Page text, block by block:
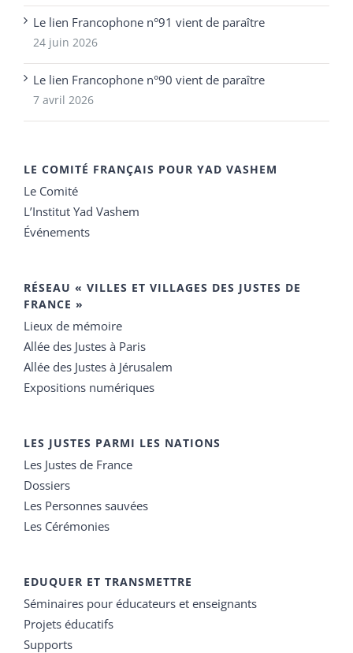
Le lien Francophone n°91 vient de paraître
24 juin 2026
Le lien Francophone n°90 vient de paraître
7 avril 2026
LE COMITÉ FRANÇAIS POUR YAD VASHEM
Le Comité
L’Institut Yad Vashem
Événements
RÉSEAU « VILLES ET VILLAGES DES JUSTES DE
FRANCE »
Lieux de mémoire
Allée des Justes à Paris
Allée des Justes à Jérusalem
Expositions numériques
LES JUSTES PARMI LES NATIONS
Les Justes de France
Dossiers
Les Personnes sauvées
Les Cérémonies
EDUQUER ET TRANSMETTRE
Séminaires pour éducateurs et enseignants
Projets éducatifs
Supports